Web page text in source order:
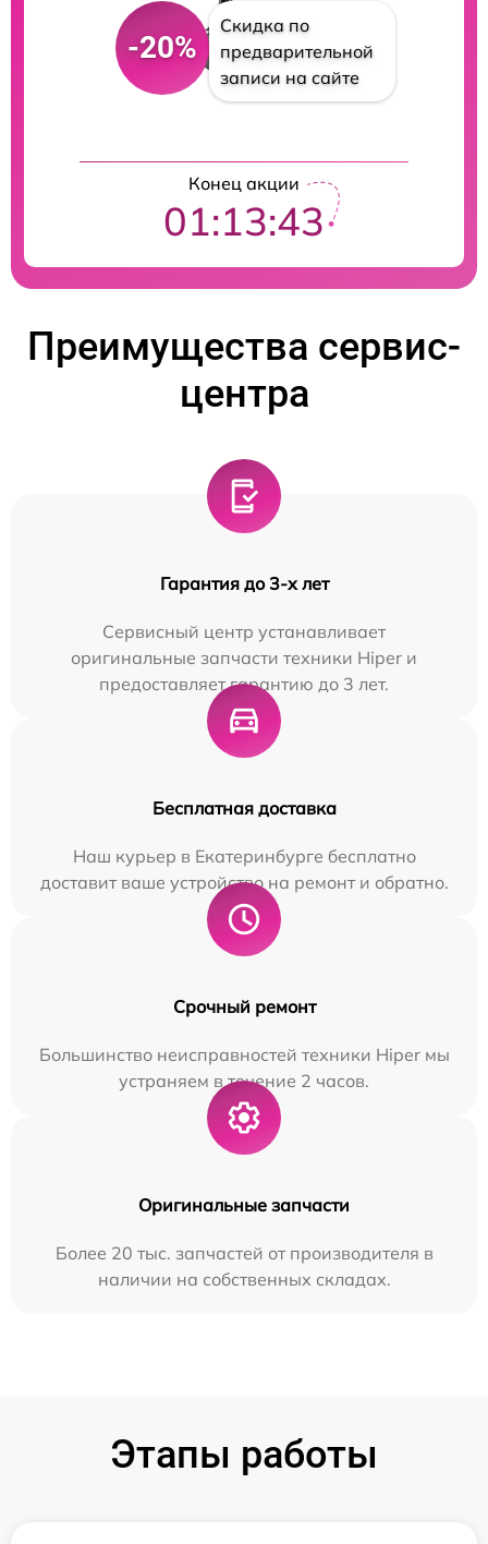
-20%
Скидка по
предварительной
записи на сайте
Конец акции
01:13:42
Преимущества сервис-
центра
Гарантия до 3-х лет
Сервисный центр устанавливает
оригинальные запчасти техники Hiper и
предоставляет гарантию до 3 лет.
Бесплатная доставка
Наш курьер в Екатеринбурге бесплатно
доставит ваше устройство на ремонт и обратно.
Срочный ремонт
Большинство неисправностей техники Hiper мы
устраняем в течение 2 часов.
Оригинальные запчасти
Более 20 тыс. запчастей от производителя в
наличии на собственных складах.
Этапы работы